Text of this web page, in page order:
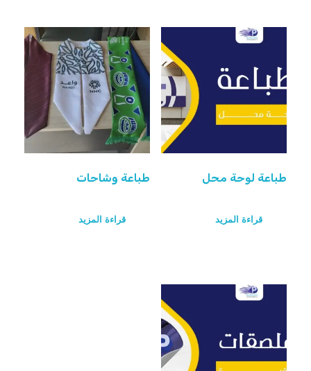
طباعة لوحة محل
قراءة المزيد
طباعة وشاحات
قراءة المزيد